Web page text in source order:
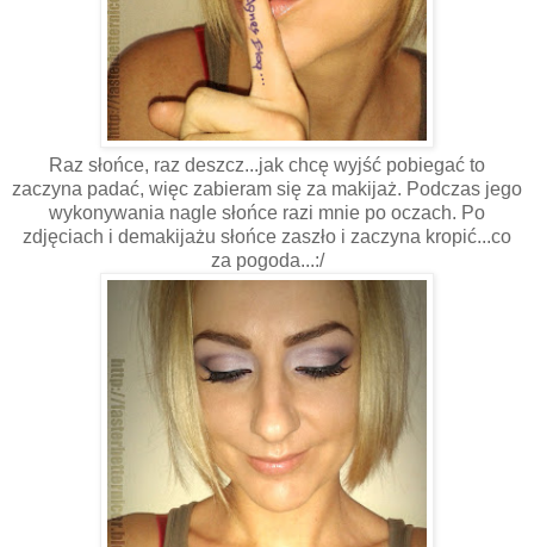
Raz słońce, raz deszcz...jak chcę wyjść pobiegać to
zaczyna padać, więc zabieram się za makijaż. Podczas jego
wykonywania nagle słońce razi mnie po oczach. Po
zdjęciach i demakijażu słońce zaszło i zaczyna kropić...co
za pogoda...:/